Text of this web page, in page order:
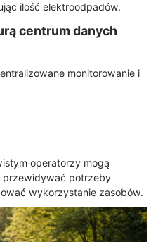
ilość elektroodpadów.
centrum danych
monitorowanie i
operatorzy mogą
przewidywać potrzeby
wykorzystanie zasobów.